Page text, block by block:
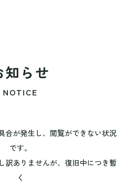
知らせ
NOTICE
合が発生し、閲覧ができない状況
です。
訳ありませんが、復旧中につき暫
く